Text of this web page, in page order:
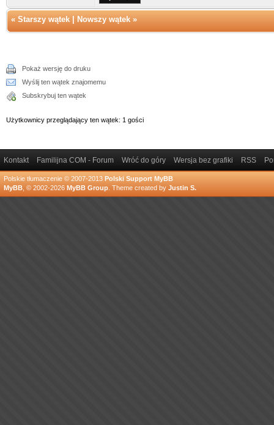
« Starszy wątek Nowszy wątek »
Pokaż wersję do druku
Wyślij ten wątek znajomemu
Subskrybuj ten wątek
Użytkownicy przeglądający ten wątek: 1 gości
Kontakt Familijna COM - Forum Wróć do góry Wersja bez grafiki RSS
Polskie tłumaczenie © 2007-2013 Polski Support MyBB
MyBB , © 2002-2026 MyBB Group Theme created by Justin S.